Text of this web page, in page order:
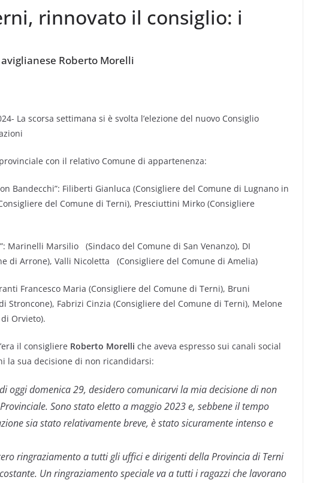
rinnovato il consiglio: i
Roberto Morelli
La scorsa settimana si è svolta l’elezione del nuovo Consiglio
con il relativo Comune di appartenenza:
Bandecchi”: Filiberti Gianluca (Consigliere del Comune di Lugnano in
del Comune di Terni), Presciuttini Mirko (Consigliere
Marinelli Marsilio (Sindaco del Comune di San Venanzo), DI
di Arrone), Valli Nicoletta (Consigliere del Comune di Amelia)
Francesco Maria (Consigliere del Comune di Terni), Bruni
Stroncone), Fabrizi Cinzia (Consigliere del Comune di Terni), Melone
Orvieto).
il consigliere Roberto Morelli che aveva espresso sui canali social
la sua decisione di non ricandidarsi:
oggi domenica 29, desidero comunicarvi la mia decisione di non
Sono stato eletto a maggio 2023 e, sebbene il tempo
sia stato relativamente breve, è stato sicuramente intenso e
ringraziamento a tutti gli uffici e dirigenti della Provincia di Terni
Un ringraziamento speciale va a tutti i ragazzi che lavorano